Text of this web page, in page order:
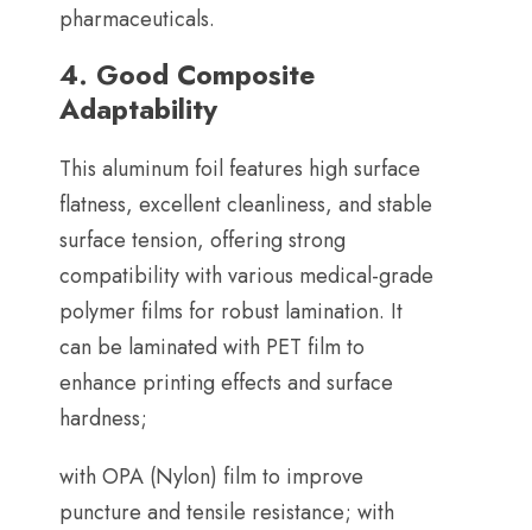
pharmaceuticals.
4. Good Composite
Adaptability
This aluminum foil features high surface
flatness, excellent cleanliness, and stable
surface tension, offering strong
compatibility with various medical-grade
polymer films for robust lamination. It
can be laminated with PET film to
enhance printing effects and surface
hardness;
with OPA (Nylon) film to improve
puncture and tensile resistance; with